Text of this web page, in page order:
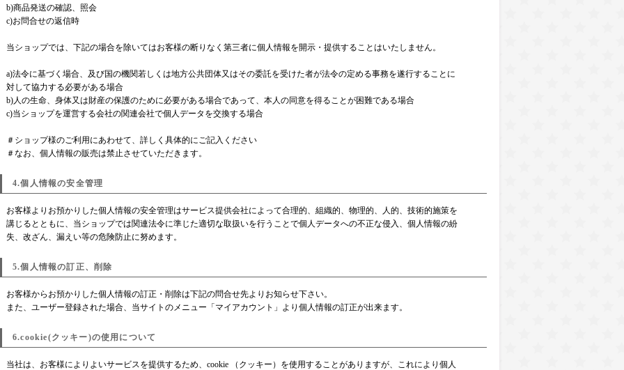
b)商品発送の確認、照会
c)お問合せの返信時
当ショップでは、下記の場合を除いてはお客様の断りなく第三者に個人情報を開示・提供することはいたしません。
a)法令に基づく場合、及び国の機関若しくは地方公共団体又はその委託を受けた者が法令の定める事務を遂行することに
対して協力する必要がある場合
b)人の生命、身体又は財産の保護のために必要がある場合であって、本人の同意を得ることが困難である場合
c)当ショップを運営する会社の関連会社で個人データを交換する場合
＃ショップ様のご利用にあわせて、詳しく具体的にご記入ください
＃なお、個人情報の販売は禁止させていただきます。
4.個人情報の安全管理
お客様よりお預かりした個人情報の安全管理はサービス提供会社によって合理的、組織的、物理的、人的、技術的施策を
講じるとともに、当ショップでは関連法令に準じた適切な取扱いを行うことで個人データへの不正な侵入、個人情報の紛
失、改ざん、漏えい等の危険防止に努めます。
5.個人情報の訂正、削除
お客様からお預かりした個人情報の訂正・削除は下記の問合せ先よりお知らせ下さい。
また、ユーザー登録された場合、当サイトのメニュー「マイアカウント」より個人情報の訂正が出来ます。
6.cookie(クッキー)の使用について
当社は、お客様によりよいサービスを提供するため、cookie （クッキー）を使用することがありますが、これにより個人